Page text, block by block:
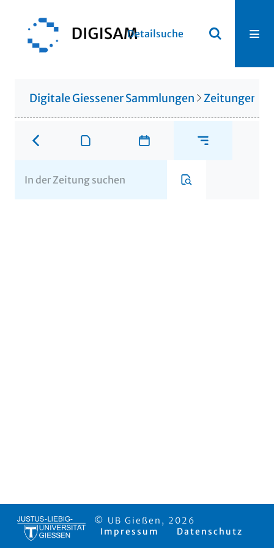
Detailsuche
Digitale Giessener Sammlungen Zeitungen
© UB Gießen, 2026
Impressum
Datenschutz